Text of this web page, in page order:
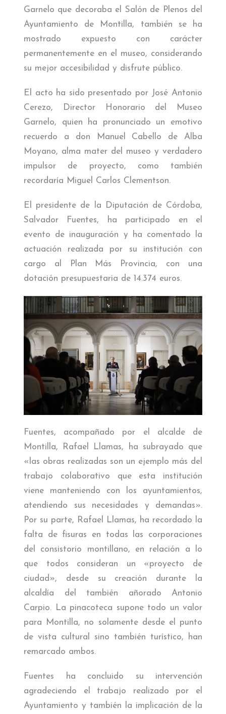
Garnelo que decoraba el Salón de Plenos del
Ayuntamiento de Montilla, también se ha
mostrado expuesto con carácter
permanentemente en el museo, considerando
su mejor accesibilidad y disfrute público.
El acto ha sido presentado por José Antonio
Cerezo, Director Honorario del Museo
Garnelo, quien ha pronunciado un emotivo
recuerdo a don Manuel Cabello de Alba
Moyano, alma mater del museo y verdadero
impulsor de proyecto, como también
recordaría Miguel Carlos Clementson.
El presidente de la Diputación de Córdoba,
Salvador Fuentes, ha participado en el
evento de inauguración y ha comentado la
actuación realizada por su institución con
cargo al Plan Más Provincia, con una
dotación presupuestaria de 14.374 euros.
Fuentes, acompañado por el alcalde de
Montilla, Rafael Llamas, ha subrayado que
«las obras realizadas son un ejemplo más del
trabajo colaborativo que esta institución
viene manteniendo con los ayuntamientos,
atendiendo sus necesidades y demandas».
Por su parte, Rafael Llamas, ha recordado la
falta de fisuras en todas las corporaciones
del consistorio montillano, en relación a lo
que todos consideran un «proyecto de
ciudad», desde su creación durante la
alcaldía del también añorado Antonio
Carpio. La pinacoteca supone todo un valor
para Montilla, no solamente desde el punto
de vista cultural sino también turístico, han
remarcado ambos.
Fuentes ha concluido su intervención
agradeciendo el trabajo realizado por el
Ayuntamiento y también la implicación de la